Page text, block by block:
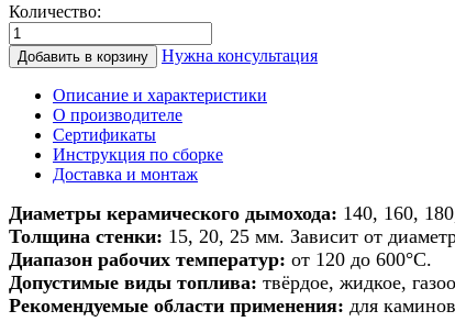
Количество:
Количество
товара
Дымоход
керамики
печи/
камина/
d
200мм
h
9м
Добавить в корзину Нужна консультация
Описание и характеристики
О производителе
Сертификаты
Инструкция по сборке
Доставка и монтаж
Диаметры керамического дымохода: 140, 160,
Толщина стенки: 15, 20, 25 мм. Зависит от
Диапазон рабочих температур: от 120 до 600°С.
Допустимые виды топлива: твёрдое, жидкое,
Рекомендуемые области применения: для